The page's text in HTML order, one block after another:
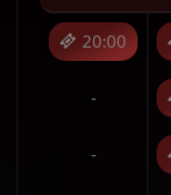
20:00
-
-